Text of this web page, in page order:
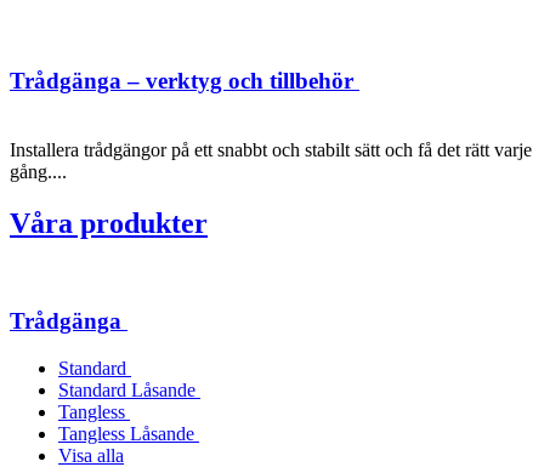
Trådgänga – verktyg och tillbehör
Installera trådgängor på ett snabbt och stabilt sätt och få det rätt varje
gång....
Våra produkter
Trådgänga
Standard
Standard Låsande
Tangless
Tangless Låsande
Visa alla